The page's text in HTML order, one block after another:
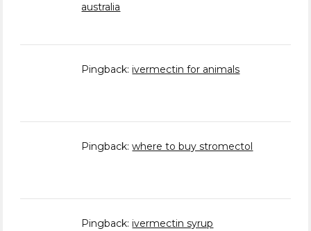
australia
Pingback: ivermectin for animals
Pingback:where to buy stromectol
Pingback: ivermectin syrup